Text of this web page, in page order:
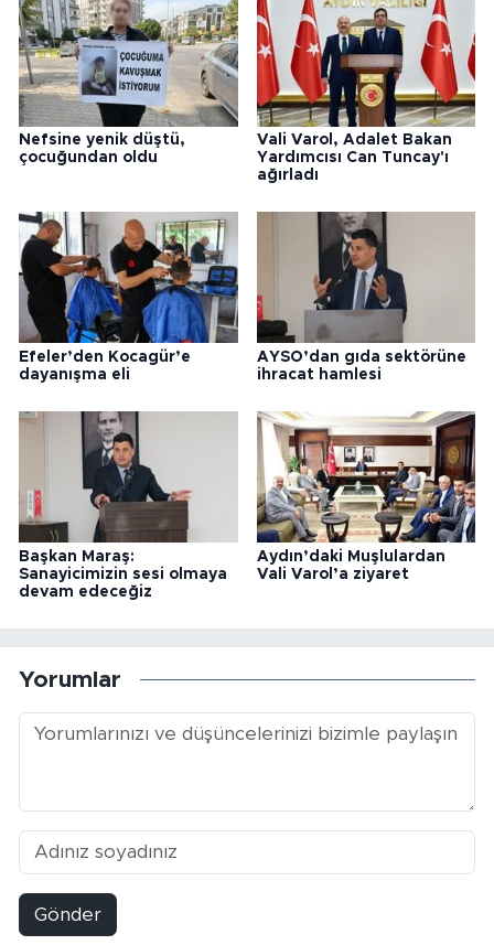
Nefsine yenik düştü,
çocuğundan oldu
Vali Varol, Adalet Bakan
Yardımcısı Can Tuncay'ı
ağırladı
Efeler’den Kocagür’e
dayanışma eli
AYSO’dan gıda sektörüne
ihracat hamlesi
Başkan Maraş:
Sanayicimizin sesi olmaya
devam edeceğiz
Aydın’daki Muşlulardan
Vali Varol’a ziyaret
Yorumlar
Gönder